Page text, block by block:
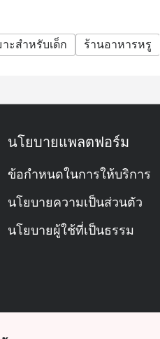
าะสำหรับเด็ก ร้านอาหารหรู
นโยบายแพลตฟอร์ม
ข้อกำหนดในการให้บริการ
นโยบายความเป็นส่วนตัว
นโยบายผู้ใช้ที่เป็นธรรม